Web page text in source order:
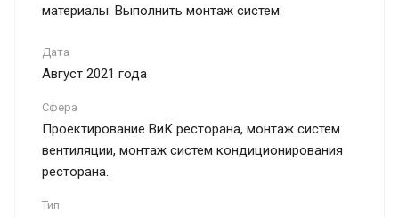
материалы. Выполнить монтаж систем.
Дата
Август 2021 года
Сфера
Проектирование ВиК ресторана, монтаж систем
вентиляции, монтаж систем кондиционирования
ресторана.
Тип